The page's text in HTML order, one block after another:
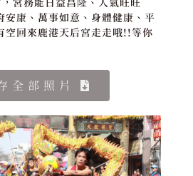
宮務能日益昌隆、人氣旺旺
安康、萬事如意、身體健康、平
空回來鹿港天后宮走走哦!!等你
全部照片